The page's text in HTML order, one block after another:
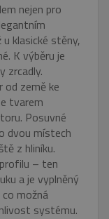
nejen pro
klasické stěny,
K výběru je
zrcadly.
země ke
tvarem
Posuvné
dvou místech
z hliníku.
– ten
a je vyplněný
možná
systému.